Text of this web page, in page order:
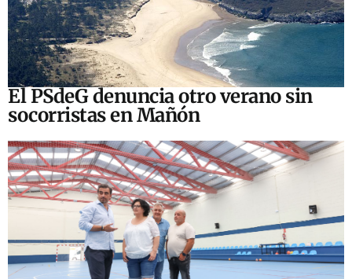
El PSdeG denuncia otro verano sin
socorristas en Mañón